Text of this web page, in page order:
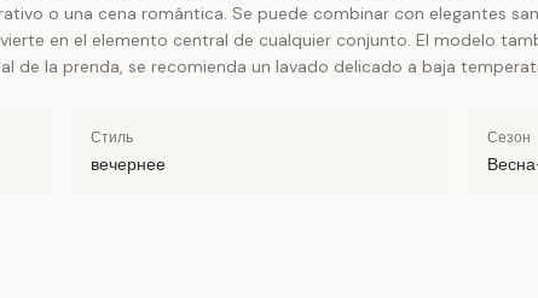
o una cena romántica. Se puede combinar con elegantes
en el elemento central de cualquier conjunto. El modelo
de la prenda, se recomienda un lavado delicado a baja
Стиль
вечернее
Сезон